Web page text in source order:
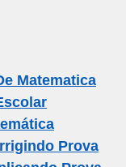
Matematica
Prova